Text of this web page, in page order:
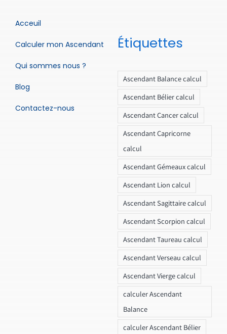
Acceuil
Calculer mon Ascendant
Qui sommes nous ?
Blog
Contactez-nous
Étiquettes
Ascendant Balance calcul
Ascendant Bélier calcul
Ascendant Cancer calcul
Ascendant Capricorne
calcul
Ascendant Gémeaux calcul
Ascendant Lion calcul
Ascendant Sagittaire calcul
Ascendant Scorpion calcul
Ascendant Taureau calcul
Ascendant Verseau calcul
Ascendant Vierge calcul
calculer Ascendant
Balance
calculer Ascendant Bélier